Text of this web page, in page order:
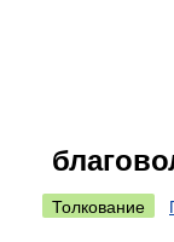
Толкование